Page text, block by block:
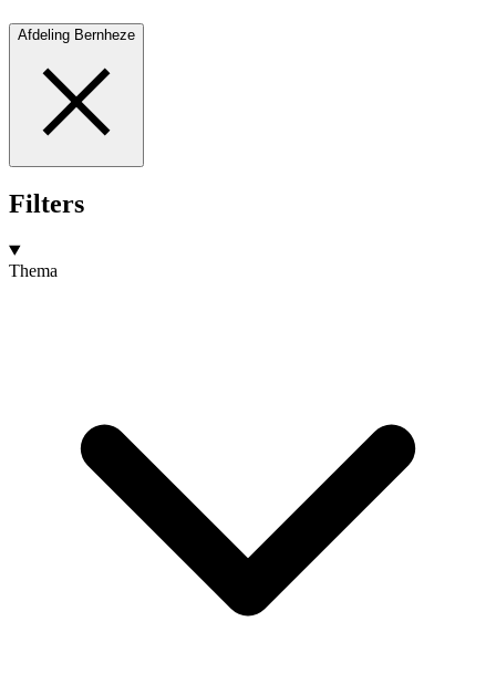
Afdeling Bernheze
Filters
Thema